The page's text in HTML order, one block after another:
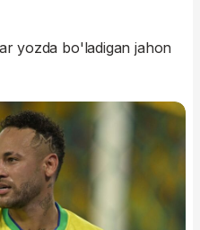
yozda bo'ladigan jahon